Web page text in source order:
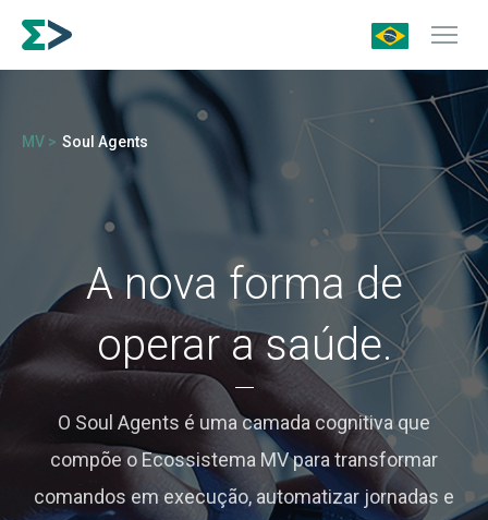
MV > Soul Agents
A nova forma de
operar a saúde.
O Soul Agents é uma camada cognitiva que
compõe o Ecossistema MV para transformar
comandos em execução, automatizar jornadas e